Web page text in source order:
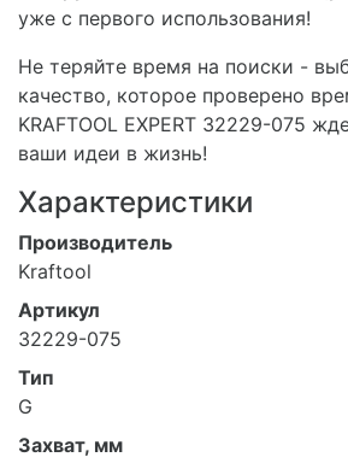
уже с первого использования!
Не теряйте время на поиски -
качество, которое проверено
KRAFTOOL EXPERT 32229-075
ваши идеи в жизнь!
Характеристики
Производитель
Kraftool
Артикул
32229-075
Тип
G
Захват, мм